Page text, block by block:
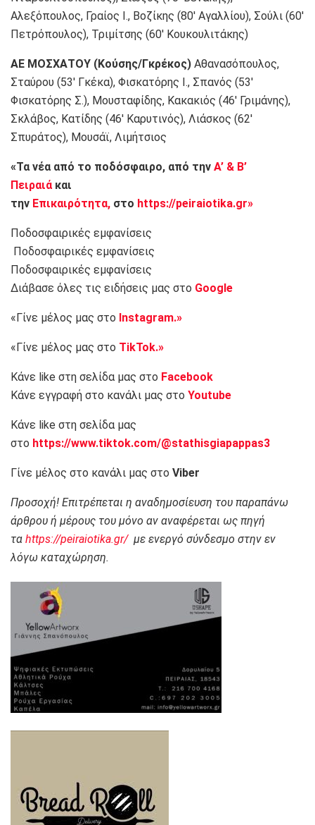
Αλεξόπουλος, Γραίος Ι., Βοζίκης (80′ Αγαλλίου), Σούλι (60′
Πετρόπουλος), Τριμίτσης (60′ Κουκουλιτάκης)
ΑΕ ΜΟΣΧΑΤΟΥ (Κούσης/Γκρέκος) Αθανασόπουλος,
Σταύρου (53′ Γκέκα), Φισκατόρης Ι., Σπανός (53′
Φισκατόρης Σ.), Μουσταφίδης, Κακακιός (46′ Γριμάνης),
Σκλάβος, Κατίδης (46′ Καρυτινός), Λιάσκος (62′
Σπυράτος), Μουσάϊ, Λιμήτσιος
«Τα νέα από το ποδόσφαιρο, από την Α’ & Β’
Πειραιάκαι
την Επικαιρότητα, στο https://peiraiotika.gr»
Ποδοσφαιρικές εμφανίσεις
Ποδοσφαιρικές εμφανίσεις
Ποδοσφαιρικές εμφανίσεις
Διάβασε όλες τις ειδήσεις μας στο Google
«Γίνε μέλος μας στο Instagram.»
«Γίνε μέλος μας στο TikTok.»
Κάνε like στη σελίδα μας στο Facebook
Κάνε εγγραφή στο κανάλι μας στο Youtube
Κάνε like στη σελίδα μας
στο https://www.tiktok.com/@stathisgiapappas3
Γίνε μέλος στο κανάλι μας στο Viber
Προσοχή! Επιτρέπεται η αναδημοσίευση του παραπάνω
άρθρου ή μέρους του μόνο αν αναφέρεται ως πηγή
τα https://peiraiotika.gr/με ενεργό σύνδεσμο στην εν
λόγω καταχώρηση.